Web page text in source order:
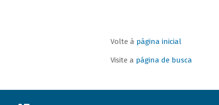
Volte à página inicial
Visite a página de busca